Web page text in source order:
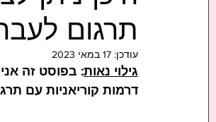
תרגום
עודכן: 17 במאי 2023
גילוי נאות: בפוסט זה
דרמות קוריאניות עם